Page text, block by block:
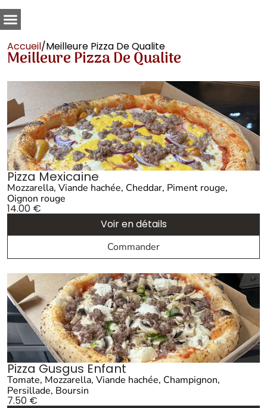
Accueil/Meilleure Pizza De Qualite
Meilleure Pizza De Qualite
Pizza Mexicaine
Mozzarella, Viande hachée, Cheddar, Piment rouge,
Oignon rouge
14.00 €
Voir en détails
Commander
Pizza Gusgus Enfant
Tomate, Mozzarella, Viande hachée, Champignon,
Persillade, Boursin
7.50 €